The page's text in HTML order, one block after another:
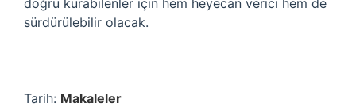
doğru kurabilenler için hem heyecan verici hem de
sürdürülebilir olacak.
Tarih: Makaleler